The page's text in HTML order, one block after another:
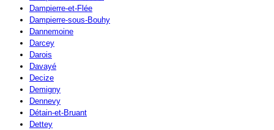
Dampierre-et-Flée
Dampierre-sous-Bouhy
Dannemoine
Darcey
Darois
Davayé
Decize
Demigny
Dennevy
Détain-et-Bruant
Dettey